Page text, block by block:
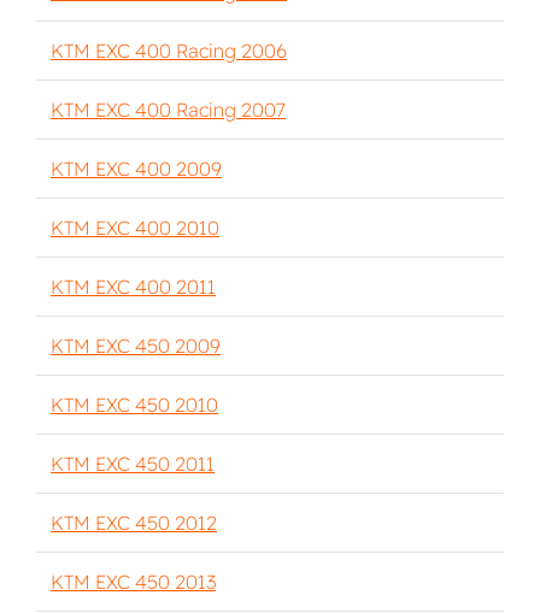
KTM EXC 400 Racing 2006
KTM EXC 400 Racing 2007
KTM EXC 400 2009
KTM EXC 400 2010
KTM EXC 400 2011
KTM EXC 450 2009
KTM EXC 450 2010
KTM EXC 450 2011
KTM EXC 450 2012
KTM EXC 450 2013